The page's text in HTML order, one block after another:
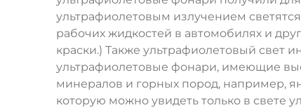
ультрафиолетовым излучением
рабочих жидкостей в автомобилях и
краски.) Также ультрафиолетовый свет
ультрафиолетовые фонари, имеющие
минералов и горных пород, например,
которую можно увидеть только в свете